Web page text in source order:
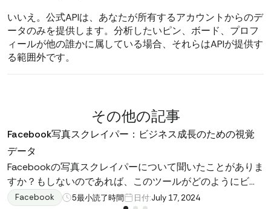
いいえ。公式APIは、あなたが所有するアカウントからのデ
ータのみを提供します。分析したいピン、ボード、プロフ
ィールが他の誰かに属している場合、それらはAPIが提供す
る範囲外です。
その他の記事
Facebook写真スクレイパー：ビジネス成長のための視覚
データ
Facebookの写真スクレイパーについて聞いたことがありま
すか？もしないのであれば、このツールがどのようにビジ
ネスを向上させるのか想像もつかないでしょう。この記事
Facebook 5最小読了時間 日付:July 17, 2024